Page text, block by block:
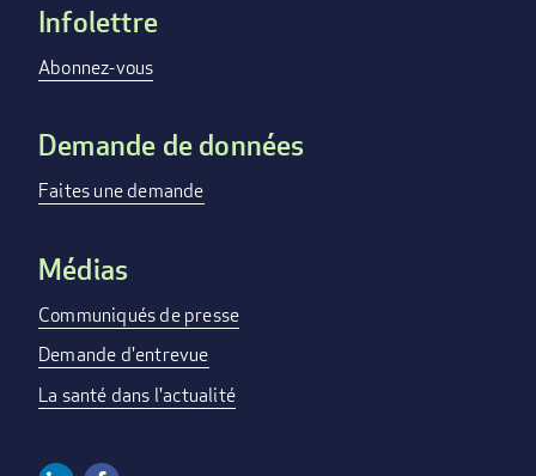
Footer
menu
Infolettre
Abonnez-vous
Demande de données
Faites une demande
Médias
Communiqués de presse
Demande d'entrevue
La santé dans l'actualité